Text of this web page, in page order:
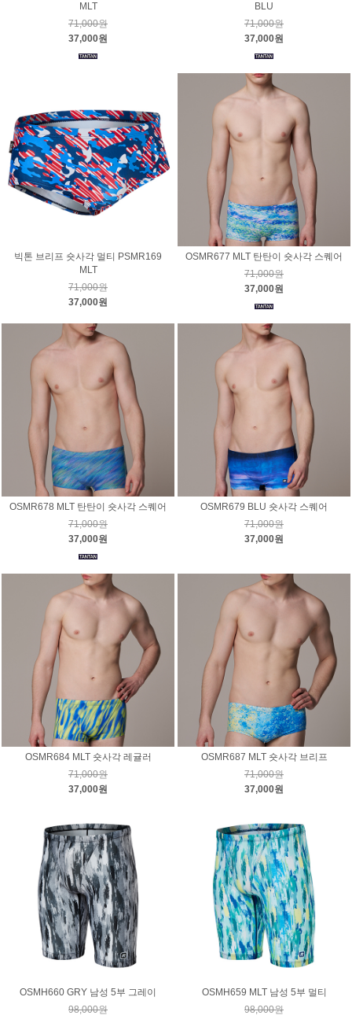
MLT
71,000원
37,000원
BLU
71,000원
37,000원
빅톤 브리프 숏사각 멀티 PSMR169
MLT
71,000원
37,000원
OSMR677 MLT 탄탄이 숏사각 스퀘어
71,000원
37,000원
OSMR678 MLT 탄탄이 숏사각 스퀘어
71,000원
37,000원
OSMR679 BLU 숏사각 스퀘어
71,000원
37,000원
OSMR684 MLT 숏사각 레귤러
71,000원
37,000원
OSMR687 MLT 숏사각 브리프
71,000원
37,000원
OSMH660 GRY 남성 5부 그레이
98,000원
OSMH659 MLT 남성 5부 멀티
98,000원